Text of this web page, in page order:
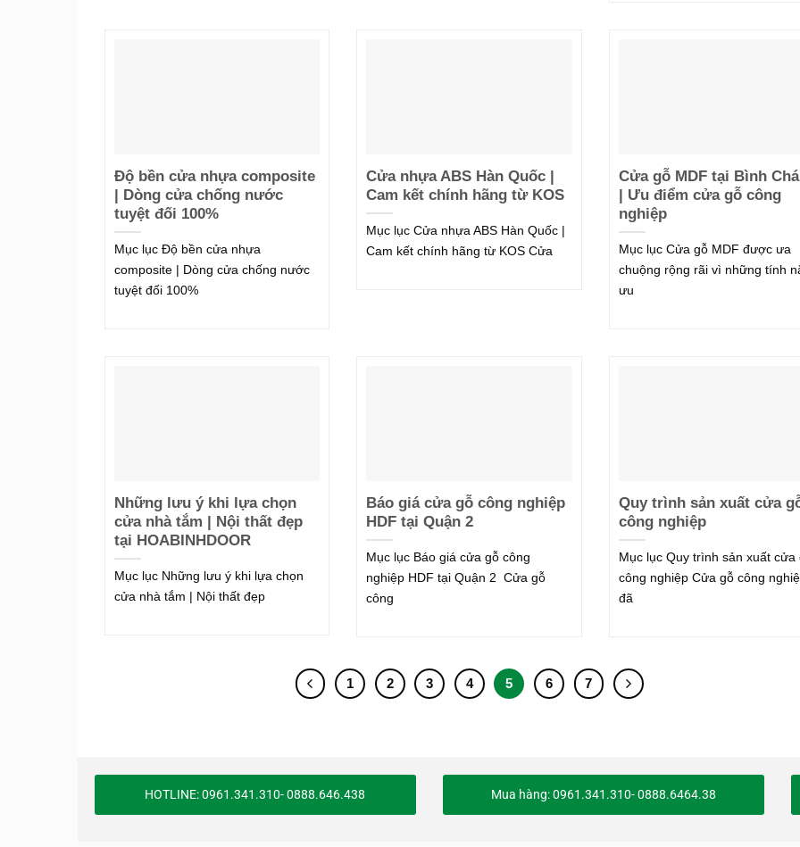
Độ bền cửa nhựa composite
| Dòng cửa chống nước
tuyệt đối 100%
Mục lục Độ bền cửa nhựa
composite | Dòng cửa chống nước
tuyệt đối 100%
Cửa nhựa ABS Hàn Quốc |
Cam kết chính hãng từ KOS
Mục lục Cửa nhựa ABS Hàn Quốc |
Cam kết chính hãng từ KOS Cửa
Cửa gỗ MDF tại Bình
| Ưu điểm cửa gỗ công
nghiệp
Mục lục Cửa gỗ MDF được ưa
chuộng rộng rãi vì những tính
ưu
Những lưu ý khi lựa chọn
cửa nhà tắm | Nội thất đẹp
tại HOABINHDOOR
Mục lục Những lưu ý khi lựa chọn
cửa nhà tắm | Nội thất đẹp
Báo giá cửa gỗ công nghiệp
HDF tại Quận 2
Mục lục Báo giá cửa gỗ công
nghiệp HDF tại Quận 2 Cửa gỗ
công
Quy trình sản xuất cửa
công nghiệp
Mục lục Quy trình sản xuất cửa
công nghiệp Cửa gỗ công
đã
1 2 3 4 5 6 7
HOTLINE: 0961.341.310- 0888.646.438 Mua hàng: 0961.341.310- 0888.6464.38